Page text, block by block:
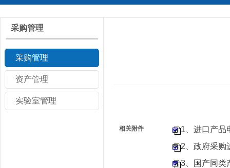
采购管理
采购管理
资产管理
实验室管理
相关附件
1、进口产品
2、政府采购
3、国产同类